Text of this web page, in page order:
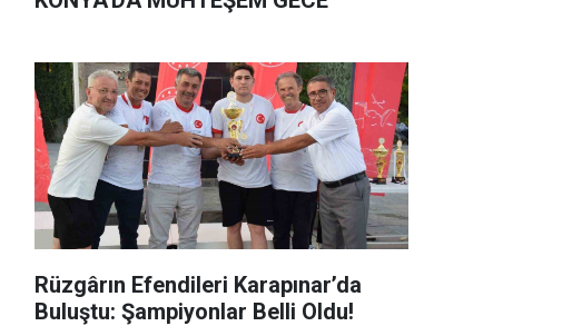
Rüzgârın Efendileri Karapınar’da
Buluştu: Şampiyonlar Belli Oldu!